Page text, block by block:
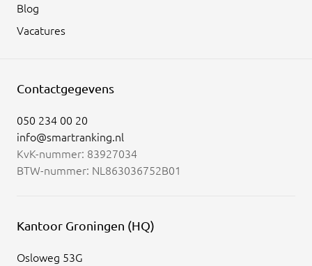
Blog
Vacatures
Contactgegevens
050 234 00 20
info@smartranking.nl
KvK-nummer: 83927034
BTW-nummer: NL863036752B01
Kantoor Groningen (HQ)
Osloweg 53G